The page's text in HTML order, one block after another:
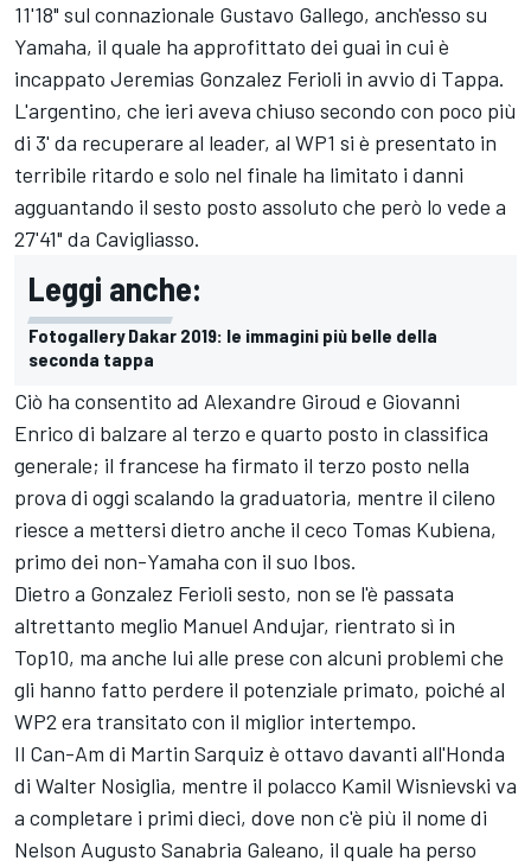
11'18" sul connazionale Gustavo Gallego, anch'esso su
Yamaha, il quale ha approfittato dei guai in cui è
incappato Jeremias Gonzalez Ferioli in avvio di Tappa.
L'argentino, che ieri aveva chiuso secondo con poco più
di 3' da recuperare al leader, al WP1 si è presentato in
terribile ritardo e solo nel finale ha limitato i danni
agguantando il sesto posto assoluto che però lo vede a
27'41" da Cavigliasso.
Leggi anche:
Fotogallery Dakar 2019: le immagini più belle della
seconda tappa
Ciò ha consentito ad Alexandre Giroud e Giovanni
Enrico di balzare al terzo e quarto posto in classifica
generale; il francese ha firmato il terzo posto nella
prova di oggi scalando la graduatoria, mentre il cileno
riesce a mettersi dietro anche il ceco Tomas Kubiena,
primo dei non-Yamaha con il suo Ibos.
Dietro a Gonzalez Ferioli sesto, non se l'è passata
altrettanto meglio Manuel Andujar, rientrato sì in
Top10, ma anche lui alle prese con alcuni problemi che
gli hanno fatto perdere il potenziale primato, poiché al
WP2 era transitato con il miglior intertempo.
Il Can-Am di Martin Sarquiz è ottavo davanti all'Honda
di Walter Nosiglia, mentre il polacco Kamil Wisnievski va
a completare i primi dieci, dove non c'è più il nome di
Nelson Augusto Sanabria Galeano, il quale ha perso